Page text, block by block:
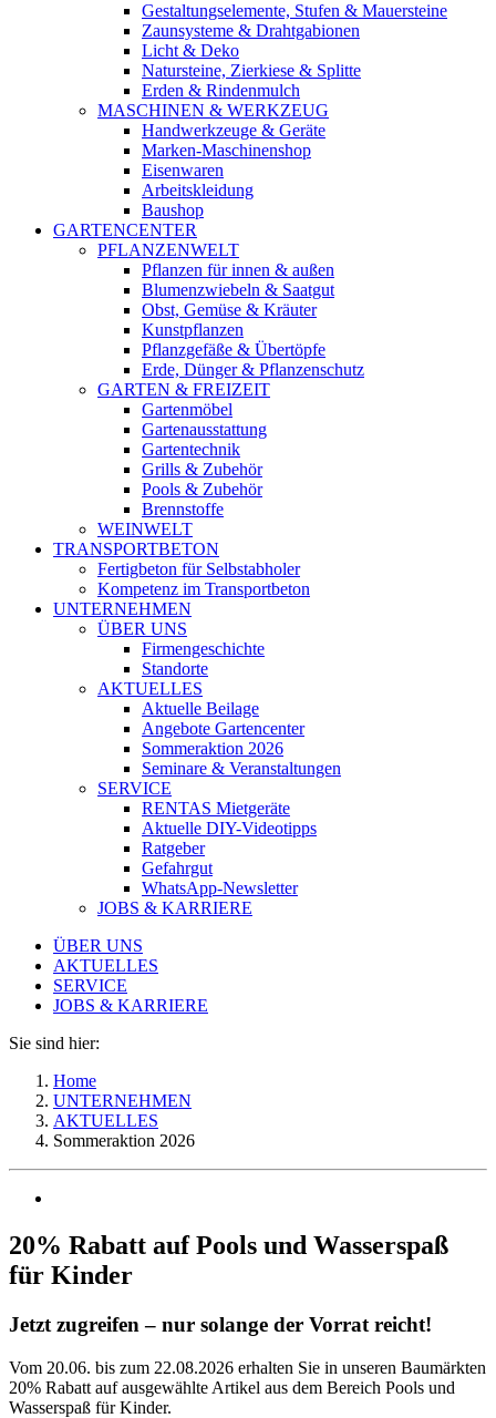
Gestaltungselemente, Stufen & Mauersteine
Zaunsysteme & Drahtgabionen
Licht & Deko
Natursteine, Zierkiese & Splitte
Erden & Rindenmulch
MASCHINEN & WERKZEUG
Handwerkzeuge & Geräte
Marken-Maschinenshop
Eisenwaren
Arbeitskleidung
Baushop
GARTENCENTER
PFLANZENWELT
Pflanzen für innen & außen
Blumenzwiebeln & Saatgut
Obst, Gemüse & Kräuter
Kunstpflanzen
Pflanzgefäße & Übertöpfe
Erde, Dünger & Pflanzenschutz
GARTEN & FREIZEIT
Gartenmöbel
Gartenausstattung
Gartentechnik
Grills & Zubehör
Pools & Zubehör
Brennstoffe
WEINWELT
TRANSPORTBETON
Fertigbeton für Selbstabholer
Kompetenz im Transportbeton
UNTERNEHMEN
ÜBER UNS
Firmengeschichte
Standorte
AKTUELLES
Aktuelle Beilage
Angebote Gartencenter
Sommeraktion 2026
Seminare & Veranstaltungen
SERVICE
RENTAS Mietgeräte
Aktuelle DIY-Videotipps
Ratgeber
Gefahrgut
WhatsApp-Newsletter
JOBS & KARRIERE
ÜBER UNS
AKTUELLES
SERVICE
JOBS & KARRIERE
Sie sind hier:
Home
UNTERNEHMEN
AKTUELLES
Sommeraktion 2026
20% Rabatt auf Pools und Wasserspaß
für Kinder
Jetzt zugreifen – nur solange der Vorrat reicht!
Vom 20.06. bis zum 22.08.2026 erhalten Sie in unseren Baumärkten
20% Rabatt auf ausgewählte Artikel aus dem Bereich Pools und
Wasserspaß für Kinder.